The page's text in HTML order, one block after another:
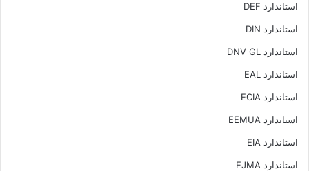
استاندارد DEF
استاندارد DIN
استاندارد DNV GL
استاندارد EAL
استاندارد ECIA
استاندارد EEMUA
استاندارد EIA
استاندارد EJMA